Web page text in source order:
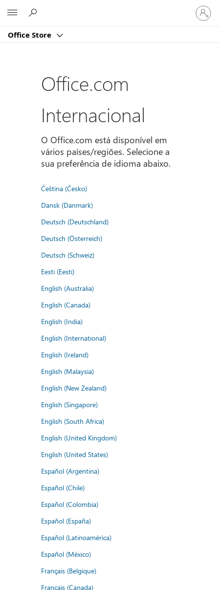
Office Store
Iniciar
sessão
na
Office.com
Internacional
O Office.com está disponível em
vários países/regiões. Selecione a
sua preferência de idioma abaixo.
Čeština (Česko)
Dansk (Danmark)
Deutsch (Deutschland)
Deutsch (Österreich)
Deutsch (Schweiz)
Eesti (Eesti)
English (Australia)
English (Canada)
English (India)
English (International)
English (Ireland)
English (Malaysia)
English (New Zealand)
English (Singapore)
English (South Africa)
English (United Kingdom)
English (United States)
Español (Argentina)
Español (Chile)
Español (Colombia)
Español (España)
Español (Latinoamérica)
Español (México)
Français (Belgique)
Français (Canada)